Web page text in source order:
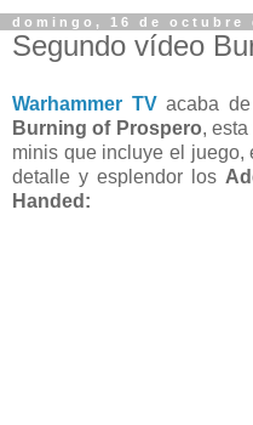
domingo, 16 de octubre
Segundo vídeo
Warhammer TVacaba de
Burning of Prospero,
minis que incluye el juego,
detalle y esplendor los
Handed: